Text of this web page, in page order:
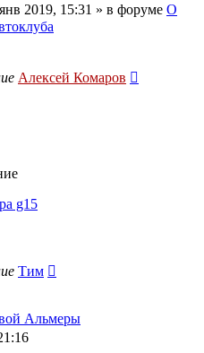
2019, 15:31 » в форуме О
Алексей Комаров
g15
Тим
Альмеры